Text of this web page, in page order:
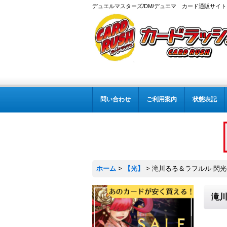
デュエルマスターズ/DM/デュエマ カード通販サイト
問い合わせ ご利用案内 状態表記
ホーム > 【光】 > 滝川るる＆ラフルル-閃
滝